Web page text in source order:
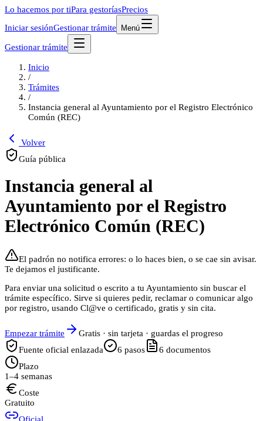
Lo hacemos por tiPara gestoríasPrecios
Iniciar sesiónGestionar trámite Menú
Gestionar trámite
Inicio
/
Trámites
/
Instancia general al Ayuntamiento por el Registro Electrónico
Común (REC)
Volver
Guía pública
Instancia general al
Ayuntamiento por el Registro
Electrónico Común (REC)
El padrón no notifica errores: o lo haces bien, o se cae sin avisar.
Te dejamos el justificante.
Para enviar una solicitud o escrito a tu Ayuntamiento sin buscar el
trámite específico. Sirve si quieres pedir, reclamar o comunicar algo
por registro, usando Cl@ve o certificado, gratis y sin cita.
Empezar trámite
Gratis · sin tarjeta · guardas el progreso
Fuente oficial enlazada
6 pasos 6 documentos
Plazo
1–4 semanas
Coste
Gratuito